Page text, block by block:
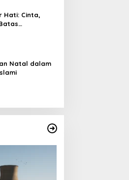
Hati: Cinta,
Natal dalam